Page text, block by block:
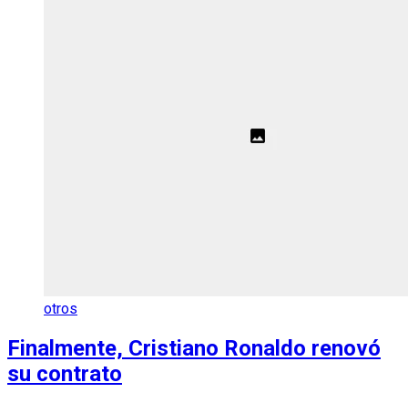
otros
Finalmente, Cristiano Ronaldo renovó
su contrato